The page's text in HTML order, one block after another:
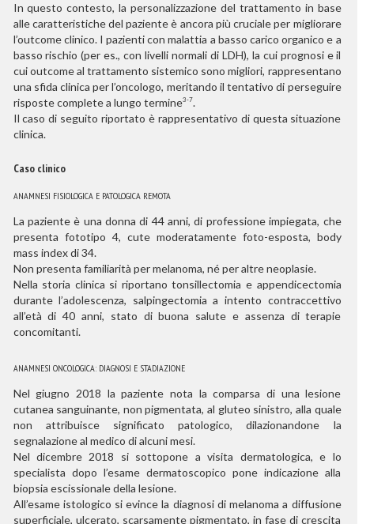
In questo contesto, la personalizzazione del trattamento in base
alle caratteristiche del paziente è ancora più cruciale per migliorare
l’outcome clinico. I pazienti con malattia a basso carico organico e a
basso rischio (per es., con livelli normali di LDH), la cui prognosi e il
cui outcome al trattamento sistemico sono migliori, rappresentano
una sfida clinica per l’oncologo, meritando il tentativo di perseguire
risposte complete a lungo termine3-7.
Il caso di seguito riportato è rappresentativo di questa situazione
clinica.
Caso clinico
ANAMNESI FISIOLOGICA E PATOLOGICA REMOTA
La paziente è una donna di 44 anni, di professione impiegata, che
presenta fototipo 4, cute moderatamente foto-esposta, body
mass index di 34.
Non presenta familiarità per melanoma, né per altre neoplasie.
Nella storia clinica si riportano tonsillectomia e appendicectomia
durante l’adolescenza, salpingectomia a intento contraccettivo
all’età di 40 anni, stato di buona salute e assenza di terapie
concomitanti.
ANAMNESI ONCOLOGICA: DIAGNOSI E STADIAZIONE
Nel giugno 2018 la paziente nota la comparsa di una lesione
cutanea sanguinante, non pigmentata, al gluteo sinistro, alla quale
non attribuisce significato patologico, dilazionandone la
segnalazione al medico di alcuni mesi.
Nel dicembre 2018 si sottopone a visita dermatologica, e lo
specialista dopo l’esame dermatoscopico pone indicazione alla
biopsia escissionale della lesione.
All’esame istologico si evince la diagnosi di melanoma a diffusione
superficiale, ulcerato, scarsamente pigmentato, in fase di crescita